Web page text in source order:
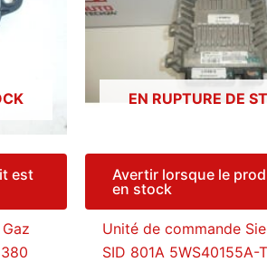
est
EN RUPTURE DE
Avertir lorsque le
en stock
Unité de commande
SID 801A 5WS40155A-T